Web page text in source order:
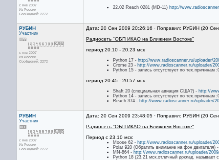
с янв 2007
Из России
Сообщений: 2272
22.02 Reach 0281 (MD-11) http://
РУБИН
Участник
с янв 2007
Из России
Сообщений: 2272
Дата: 20 Сен 2009 20:26:16 · Поправил: РУБИН (20
Радиосеть "ОБП ИКАО на Ближнем Востоке"
период:20.10 - 20.23 мск
Python 17 - http://www.radioscanner.ru/uploader/
Crome 23 - http://www.radioscanner.ru/uploader/
Python 15 - запись отсутствует по тех.причинам
период:20.45 - 20.57 мск
Shaft 20 (специальная авиация США?) - http://
Python 14 - запись отсутствует по тех.причинам
Reach 374 - http://www.radioscanner.ru/uploader/
РУБИН
Участник
с янв 2007
Из России
Сообщений: 2272
Дата: 20 Сен 2009 23:48:05 · Поправил: РУБИН (20
Радиосеть "ОБП ИКАО на Ближнем Востоке"
Период с 23.10 мск:
Moose 62 - http://www.radioscanner.ru/uploader/
Polar 920 (Обратить внимание на фон двигателя)
MN-864 - http://www.radioscanner.ru/uploader/
Python 18 (23.21 мск,отличный доклад, называет